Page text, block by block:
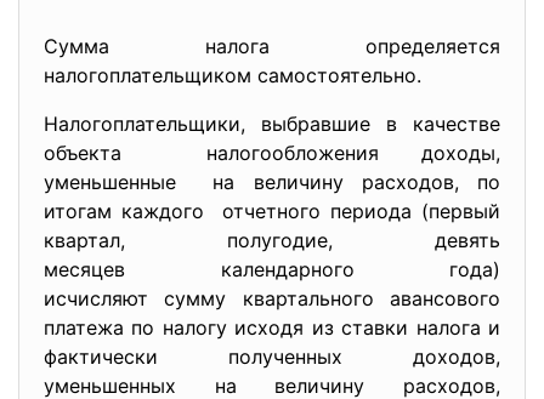
Сумма налога определяется
налогоплательщиком самостоятельно.
Налогоплательщики, выбравшие в качестве
объекта налогообложения доходы,
уменьшенные на величину расходов, по
итогам каждого отчетного периода (первый
квартал, полугодие, девять
месяцев календарного года)
исчисляют сумму квартального авансового
платежа по налогу исходя из ставки налога и
фактически полученных доходов,
уменьшенных на величину расходов,